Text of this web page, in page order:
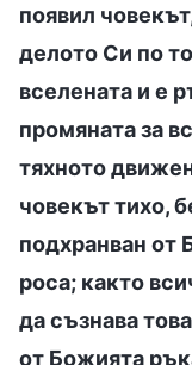
появил
делото Си по
вселената и е
промяната за
тяхното
човекът тихо,
подхранван от
роса; както
да съзнава
от Божията